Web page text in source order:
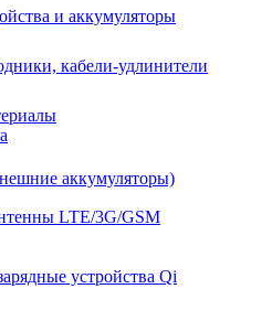
и аккумуляторы
кабели-удлинители
аккумуляторы)
LTE/3G/GSM
устройства Qi